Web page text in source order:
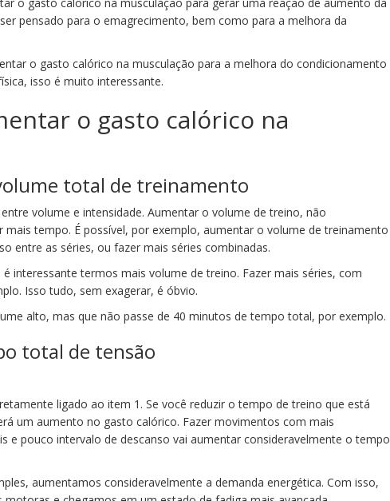
pensado para o emagrecimento, bem como para a melhora da
o gasto calórico na musculação para a melhora do condicionamento
isso é muito interessante.
o gasto calórico na
total de treinamento
volume e intensidade. Aumentar o volume de treino, não
mais tempo. É possível, por exemplo, aumentar o volume de treinamento
entre as séries, ou fazer mais séries combinadas.
interessante termos mais volume de treino. Fazer mais séries, com
Isso tudo, sem exagerar, é óbvio.
alto, mas que não passe de 40 minutos de tempo total, por exemplo.
total de tensão
ligado ao item 1. Se você reduzir o tempo de treino que está
um aumento no gasto calórico. Fazer movimentos com mais
e pouco intervalo de descanso vai aumentar consideravelmente o tempo
aumentamos consideravelmente a demanda energética. Com isso,